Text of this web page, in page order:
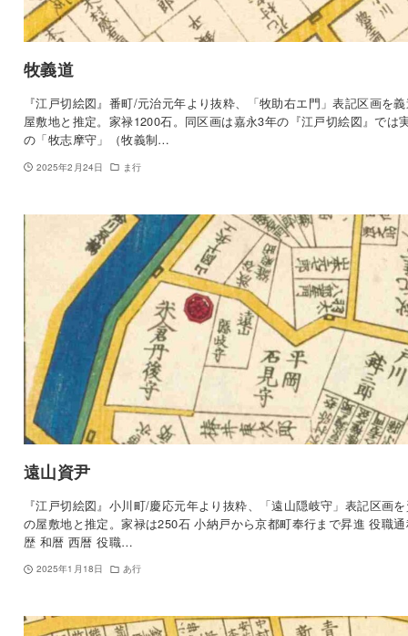
牧義道
『江戸切絵図』番町/元治元年より抜粋、「牧助右エ門」表記区画を
屋敷地と推定。家禄1200石。同区画は嘉永3年の『江戸切絵図』では
の「牧志摩守」（牧義制…
2025年2月24日 ま行
遠山資尹
『江戸切絵図』小川町/慶応元年より抜粋、「遠山隠岐守」表記区画
の屋敷地と推定。家禄は250石 小納戸から京都町奉行まで昇進 役職
歴 和暦 西暦 役職…
2025年1月18日 あ行